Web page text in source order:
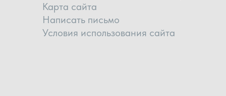
Карта сайта
Написать письмо
Условия использования сайта